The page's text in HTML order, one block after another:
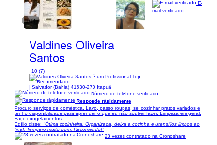
1/14
Valdines Oliveira
Santos
10 (7)
| Salvador (Bahia) 41630-270 Itapuã
E-
mail verificado
Número de telefone verificado
Responde rápidamente
Procuro serviços de doméstica. Lavo, passo roupas, sei cozinhar pratos variados e
tenho disponibilidade para aprender o que eu não souber fazer. Limpeza em geral.
Faço congelamentos.
Edílio disse: "Ótima cozinheira. Organizada, deixa a cozinha e utensílios limpos ao
final. Tempero muito bom. Recomendo!"
28 vezes contratado na Cronoshare